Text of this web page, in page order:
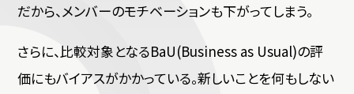
だから、メンバーのモチベーションも下がってしまう。
さらに、比較対象となるBaU(Business as Usual)の評
価にもバイアスがかかっている。新しいことを何もしない